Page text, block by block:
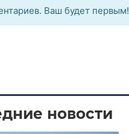
Ваш будет первым!
новости